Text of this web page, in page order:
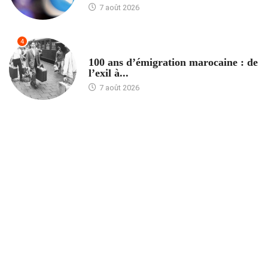
7 août 2026
4
100 ans d’émigration marocaine : de
l’exil à...
7 août 2026